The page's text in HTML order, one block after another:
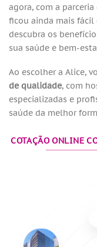
agora, com a
ficou ainda mais fácil
descubra os
sua saúde e bem-
Ao escolher a Alice,
de qualidade, com
especializadas e
saúde da melhor
COTAÇÃO ONLINE